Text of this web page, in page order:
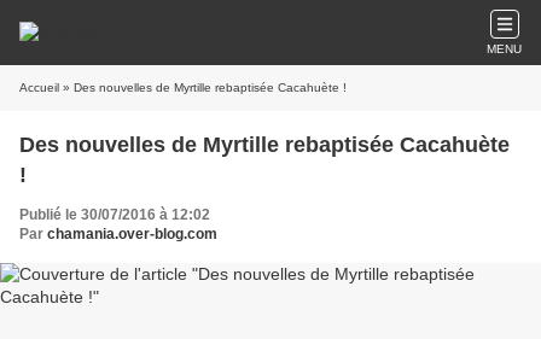
MENU
Accueil » Des nouvelles de Myrtille rebaptisée Cacahuète !
Des nouvelles de Myrtille rebaptisée Cacahuète
!
Publié le 30/07/2016 à 12:02
Par chamania.over-blog.com